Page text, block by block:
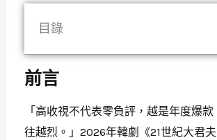
目錄
前言
「高收視不代表零負評，越是年度爆
往越烈。」2026年韓劇《21世紀大君